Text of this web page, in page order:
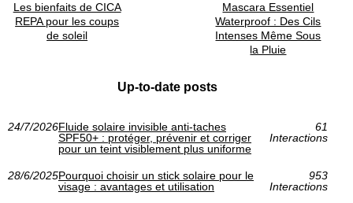
Les bienfaits de CICA
REPA pour les coups
de soleil
Mascara Essentiel
Waterproof : Des Cils
Intenses Même Sous
la Pluie
Up-to-date posts
24/7/2026Fluide solaire invisible anti‑taches
SPF50+ : protéger, prévenir et corriger
pour un teint visiblement plus uniforme
61
Interactions
28/6/2025Pourquoi choisir un stick solaire pour le
visage : avantages et utilisation
953
Interactions